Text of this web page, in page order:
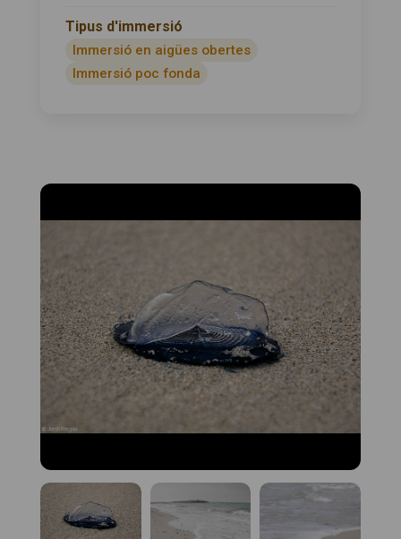
Tipus d'immersió
Immersió en aigües obertes
Immersió poc fonda